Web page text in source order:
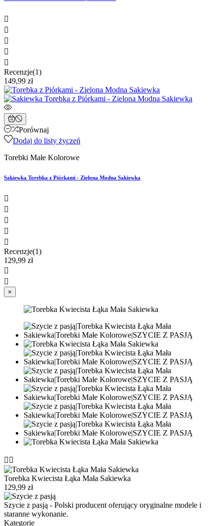





Recenzje(1)
149,99 zł
Porównaj
Dodaj do listy życzeń
Torebki Małe Kolorowe
Sakiewka Torebka z Piórkami - Zielona Modna Sakiewka





Recenzje(1)
129,99 zł


×
 
Torebka Kwiecista Łąka Mała Sakiewka
129,99 zł
Szycie z pasją - Polski producent oferujący oryginalne modele i
staranne wykonanie.
Kategorie